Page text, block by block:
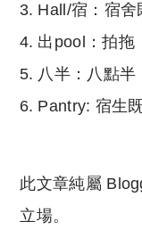
Hall/宿：宿舍
出pool：拍拖
八半：八點半
Pantry: 宿生
此文章純屬
立場。